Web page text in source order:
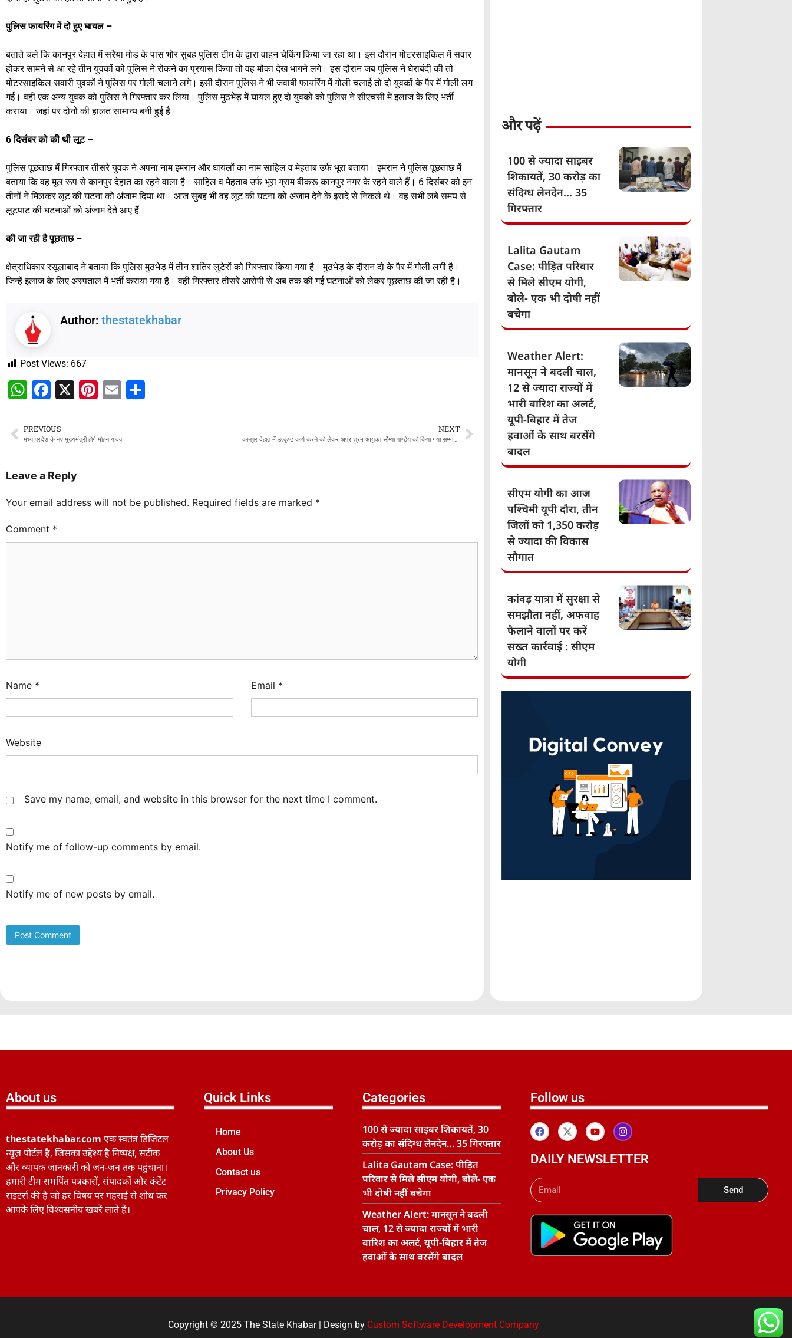
पुलिस फायरिंग में दो हुए घायल –
बताते चले कि कानपुर देहात में सरैया मोड के पास भोर सुबह पुलिस टीम के द्वारा वाहन चेकिंग किया जा रहा था। इस दौरान मोटरसाइकिल में सवार
होकर सामने से आ रहे तीन युवकों को पुलिस ने रोकने का प्रयास किया तो वह मौका देख भागने लगे। इस दौरान जब पुलिस ने घेराबंदी की तो
मोटरसाइकिल सवारी युवकों ने पुलिस पर गोली चलाने लगे। इसी दौरान पुलिस ने भी जवाबी फायरिंग में गोली चलाई तो दो युवकों के पैर में गोली लग
गई। वहीं एक अन्य युवक को पुलिस ने गिरफ्तार कर लिया। पुलिस मुठभेड़ में घायल हुए दो युवकों को पुलिस ने सीएचसी में इलाज के लिए भर्ती
कराया। जहां पर दोनों की हालत सामान्य बनी हुई है।
6 दिसंबर को की थी लूट –
पुलिस पूछताछ में गिरफ्तार तीसरे युवक ने अपना नाम इमरान और घायलों का नाम साहिल व मेहताब उर्फ भूरा बताया। इमरान ने पुलिस पूछताछ में
बताया कि वह मूल रूप से कानपुर देहात का रहने वाला है। साहिल व मेहताब उर्फ भूरा ग्राम बीकरू कानपुर नगर के रहने वाले हैं। 6 दिसंबर को इन
तीनों ने मिलकर लूट की घटना को अंजाम दिया था। आज सुबह भी वह लूट की घटना को अंजाम देने के इरादे से निकले थे। वह सभी लंबे समय से
लूटपाट की घटनाओं को अंजाम देते आए हैं।
की जा रही है पूछताछ –
क्षेत्राधिकार रसूलाबाद ने बताया कि पुलिस मुठभेड़ में तीन शातिर लुटेरों को गिरफ्तार किया गया है। मुठभेड़ के दौरान दो के पैर में गोली लगी है।
जिन्हें इलाज के लिए अस्पताल में भर्ती कराया गया है। वही गिरफ्तार तीसरे आरोपी से अब तक की गई घटनाओं को लेकर पूछताछ की जा रही है।
Author: thestatekhabar
Post Views: 667
WhatsApp
Facebook
X Pinterest
Email
PREVIOUS
मध्य प्रदेश के नए मुख्यमंत्री होगे मोहन यादव
NEXT
कानपुर देहात में उत्कृष्ट कार्य करने को लेकर अपर श्रम आयुक्त सौम्या पाण्डेय को किया गया सम्मानित
Leave a Reply
Your email address will not be published. Required fields are marked *
Comment *
Name * Email *
Website
Save my name, email, and website in this browser for the next time I comment.
Notify me of follow-up comments by email.
Notify me of new posts by email.
और पढ़ें
100 से ज्यादा साइबर
शिकायतें, 30 करोड़ का
संदिग्ध लेनदेन… 35
गिरफ्तार
Lalita Gautam
Case: पीड़ित परिवार
से मिले सीएम योगी,
बोले- एक भी दोषी नहीं
बचेगा
Weather Alert:
मानसून ने बदली चाल,
12 से ज्यादा राज्यों में
भारी बारिश का अलर्ट,
यूपी-बिहार में तेज
हवाओं के साथ बरसेंगे
बादल
सीएम योगी का आज
पश्चिमी यूपी दौरा, तीन
जिलों को 1,350 करोड़
से ज्यादा की विकास
सौगात
कांवड़ यात्रा में सुरक्षा से
समझौता नहीं, अफवाह
फैलाने वालों पर करें
सख्त कार्रवाई : सीएम
योगी
About us
thestatekhabar.com एक स्वतंत्र डिजिटल
न्यूज़ पोर्टल है, जिसका उद्देश्य है निष्पक्ष, सटीक
और व्यापक जानकारी को जन-जन तक पहुंचाना।
हमारी टीम समर्पित पत्रकारों, संपादकों और कंटेंट
राइटर्स की है जो हर विषय पर गहराई से शोध कर
आपके लिए विश्वसनीय खबरें लाते हैं।
Quick Links
Home
About Us
Contact us
Privacy Policy
Categories
100 से ज्यादा साइबर शिकायतें, 30
करोड़ का संदिग्ध लेनदेन… 35 गिरफ्तार
Lalita Gautam Case: पीड़ित
परिवार से मिले सीएम योगी, बोले- एक
भी दोषी नहीं बचेगा
Weather Alert: मानसून ने बदली
चाल, 12 से ज्यादा राज्यों में भारी
बारिश का अलर्ट, यूपी-बिहार में तेज
हवाओं के साथ बरसेंगे बादल
Follow us
DAILY NEWSLETTER
Send
Copyright © 2025 The State Khabar | Design by Custom Software Development Company